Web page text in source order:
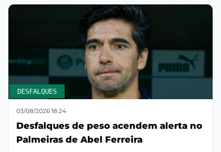
DESFALQUES
03/08/2026 18:24
Desfalques de peso acendem alerta no
Palmeiras de Abel Ferreira